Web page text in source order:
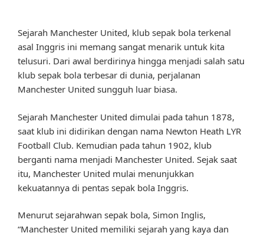
Sejarah Manchester United, klub sepak bola terkenal
asal Inggris ini memang sangat menarik untuk kita
telusuri. Dari awal berdirinya hingga menjadi salah satu
klub sepak bola terbesar di dunia, perjalanan
Manchester United sungguh luar biasa.
Sejarah Manchester United dimulai pada tahun 1878,
saat klub ini didirikan dengan nama Newton Heath LYR
Football Club. Kemudian pada tahun 1902, klub
berganti nama menjadi Manchester United. Sejak saat
itu, Manchester United mulai menunjukkan
kekuatannya di pentas sepak bola Inggris.
Menurut sejarahwan sepak bola, Simon Inglis,
“Manchester United memiliki sejarah yang kaya dan